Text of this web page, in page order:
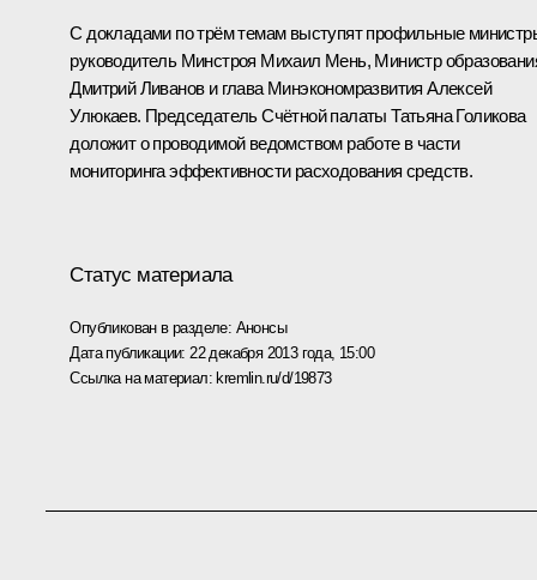
С докладами по трём темам выступят профильные
руководитель Минстроя Михаил Мень, Министр
Дмитрий Ливанови глава МинэкономразвитияАлексей
Улюкаев. Председатель Счётной палатыТатьяна Голикова
доложит о проводимой ведомством работе в части
мониторинга эффективности расходования средств.
Статус материала
Опубликован в разделе: Анонсы
Дата публикации: 22 декабря 2013 года, 15:00
Ссылка на материал: kremlin.ru/d/19873